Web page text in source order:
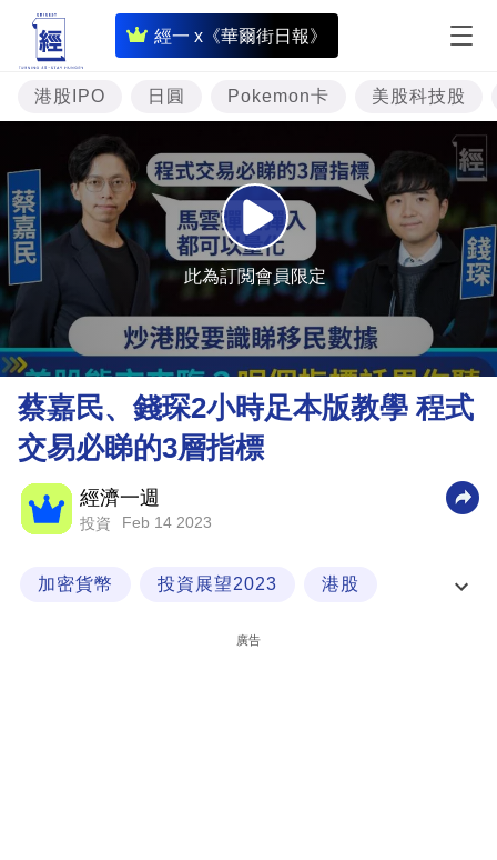
經一 x《華爾街日報》
即
時
財
經
專
題
樓
市
理
財
商
業
科
港股IPO 日圓 Pokemon卡 美股科技股
此為訂閲會員限定
蔡嘉民、錢琛2小時足本版教學 程式
交易必睇的3層指標
經濟一週
投資 Feb 14 2023
加密貨幣 投資展望2023 港股
廣告